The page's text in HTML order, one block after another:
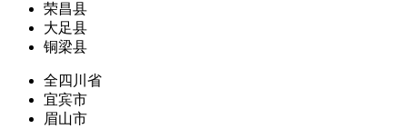
荣昌县
大足县
铜梁县
全四川省
宜宾市
眉山市